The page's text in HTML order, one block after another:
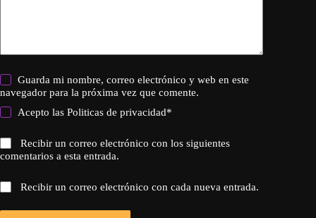
Guarda mi nombre, correo electrónico y web en este
navegador para la próxima vez que comente.
Acepto lasPoliticas de privacidad*
Recibir un correo electrónico con los siguientes
comentarios a esta entrada.
Recibir un correo electrónico con cada nueva entrada.